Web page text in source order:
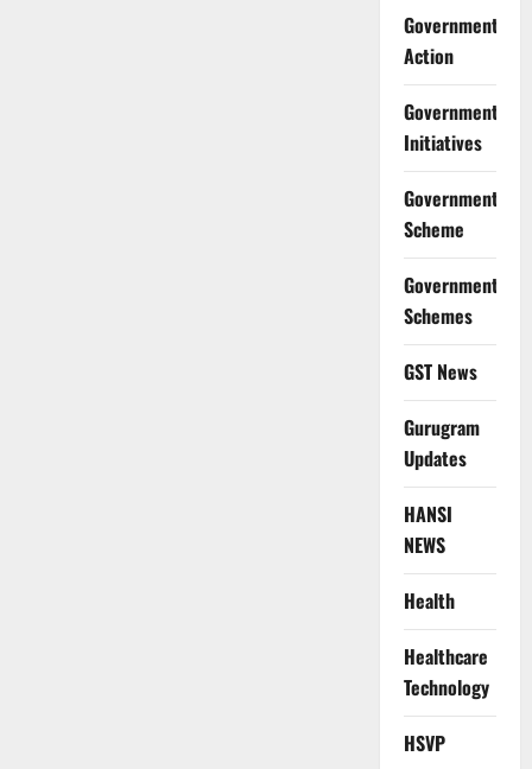
Government
Action
Government
Initiatives
Government
Scheme
Government
Schemes
GST News
Gurugram
Updates
HANSI
NEWS
Health
Healthcare
Technology
HSVP